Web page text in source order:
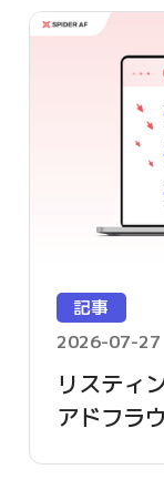
記事
2026-07-27
リスティ
アドフラ